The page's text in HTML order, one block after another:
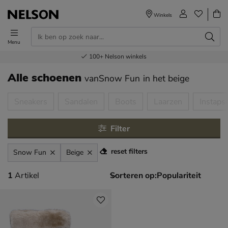
Menu
Winkels
Voor 23.00u besteld,volgende dag in huis
Gratisverzending en retour
Bestel nu,betaal later
100+ Nelson winkels
Alle schoenen vanSnow Fun in het beige
Filter
Snow Fun Beige reset filters
1 artikel
1 Artikel Sorteren op: